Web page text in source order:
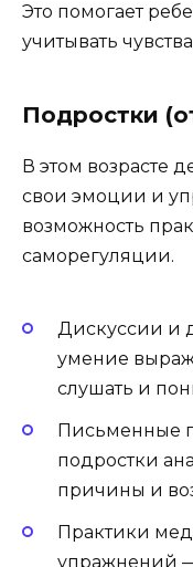
Это помогает
учитывать
Подростки
В этом возрасте
свои эмоции и
возможность
саморегуляции.
Дискуссии и
умение
слушать и
Письменные
подростки
причины и
Практики
упражнений